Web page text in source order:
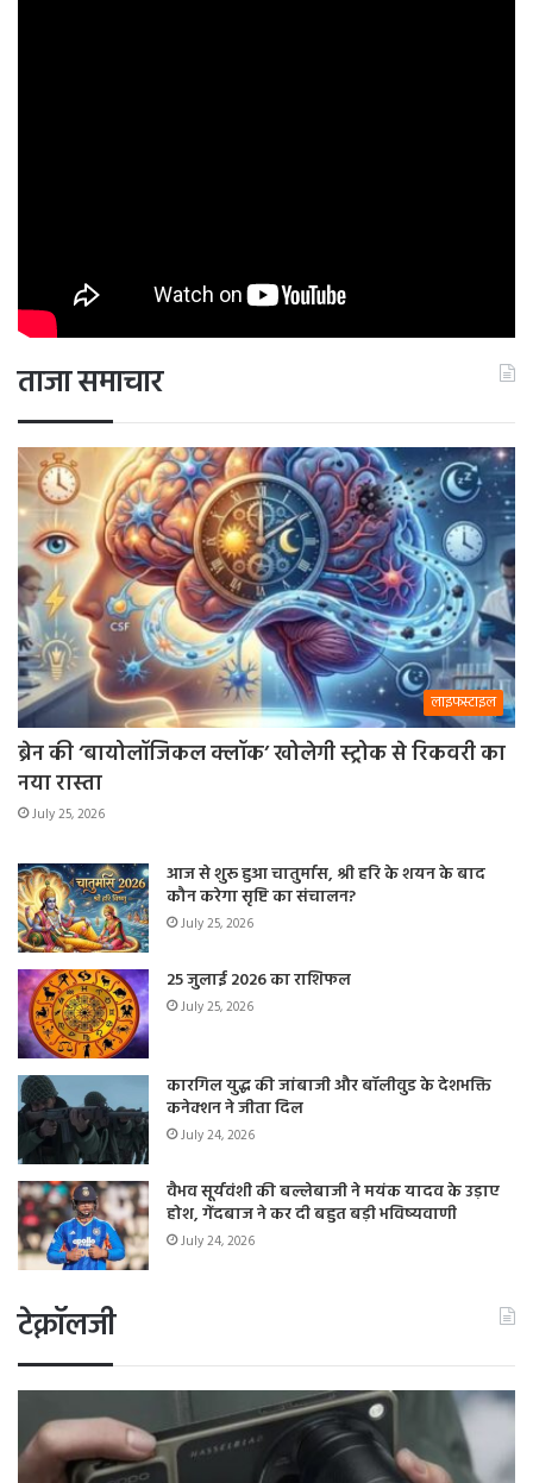
ताजा समाचार
लाइफस्टाइल
ब्रेन की ‘बायोलॉजिकल क्लॉक’ खोलेगी स्ट्रोक से रिकवरी का
नया रास्ता
July 25, 2026
आज से शुरू हुआ चातुर्मास, श्री हरि के शयन के बाद
कौन करेगा सृष्टि का संचालन?
July 25, 2026
25 जुलाई 2026 का राशिफल
July 25, 2026
कारगिल युद्ध की जांबाजी और बॉलीवुड के देशभक्ति
कनेक्शन ने जीता दिल
July 24, 2026
वैभव सूर्यवंशी की बल्लेबाजी ने मयंक यादव के उड़ाए
होश, गेंदबाज ने कर दी बहुत बड़ी भविष्यवाणी
July 24, 2026
टेक्नॉलजी